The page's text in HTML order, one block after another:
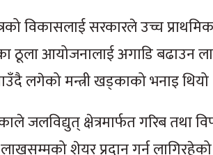
विकासलाई सरकारले उच्च
आयोजनालाई अगाडि बढाउन
लगेको मन्त्री खड्काको भनाइ थियो
जलविद्युत् क्षेत्रमार्फत गरिब तथा
शेयर प्रदान गर्न